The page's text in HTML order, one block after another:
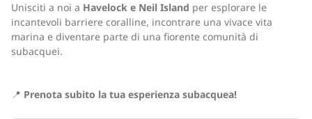
Unisciti a noi a Havelock e Neil Island per esplorare le
incantevoli barriere coralline, incontrare una vivace vita
marina e diventare parte di una fiorente comunità di
subacquei.
📍 Prenota subito la tua esperienza subacquea!